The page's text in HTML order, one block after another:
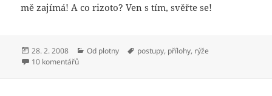
mě zajímá! A co rizoto? Ven s tím, svěřte se!
Publikováno:
28. 2. 2008 Rubriky:
Od plotny Štítky:
postupy, přílohy, rýže
10 komentářůu textu s názvem Rýžoviště